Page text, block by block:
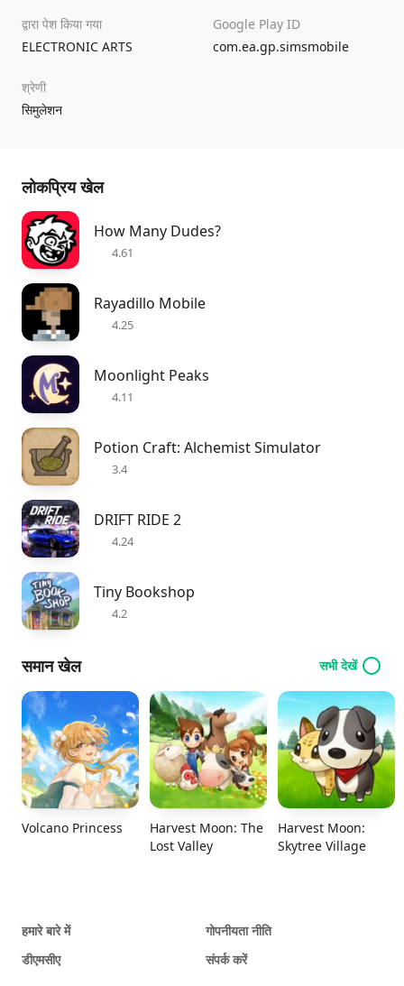
द्वारा पेश किया गया
ELECTRONIC ARTS
Google Play ID
com.ea.gp.simsmobile
श्रेणी
सिमुलेशन
लोकप्रिय खेल
How Many Dudes?
4.61
Rayadillo Mobile
4.25
Moonlight Peaks
4.11
Potion Craft: Alchemist Simulator
3.4
DRIFT RIDE 2
4.24
Tiny Bookshop
4.2
समान खेल सभी देखें
Volcano Princess
Harvest Moon: The
Lost Valley
Harvest Moon:
Skytree Village
हमारे बारे में
गोपनीयता नीति
डीएमसीए
संपर्क करें